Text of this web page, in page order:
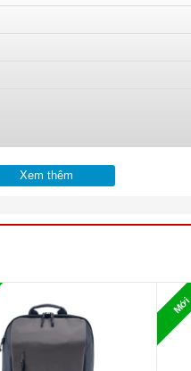
Xem thêm
Mới